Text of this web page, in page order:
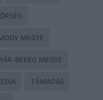
MEGYE
BEREG MEGYE
TÁMADÁS